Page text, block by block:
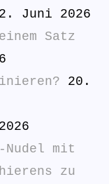
Juni 2026
Satz
20.
mit
zu